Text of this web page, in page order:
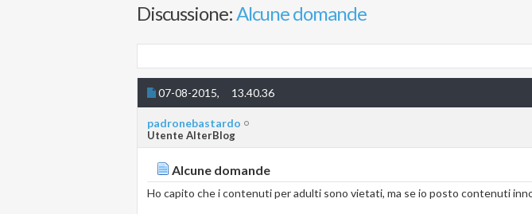
Discussione: Alcune domande
07-08-2015, 13.40.36
padronebastardo
Utente AlterBlog
Alcune domande
Ho capito che i contenuti per adulti sono vietati, ma se io posto contenuti